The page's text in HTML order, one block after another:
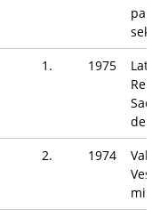
1. 1975
2. 1974